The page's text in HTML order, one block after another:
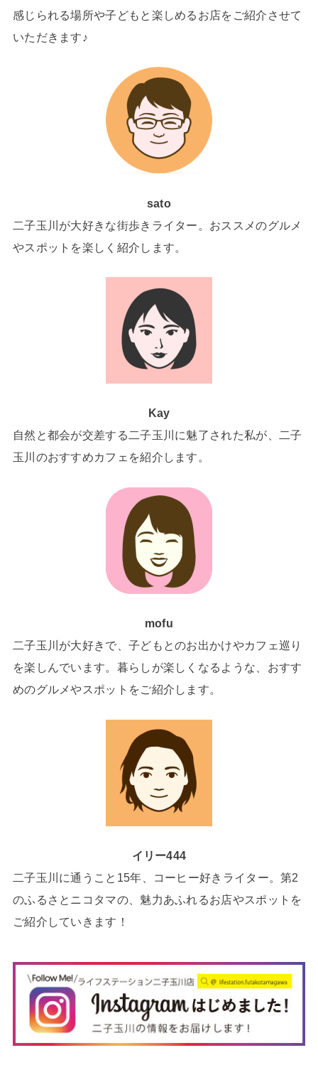
感じられる場所や子どもと楽しめるお店をご紹介させて
いただきます♪
sato
二子玉川が大好きな街歩きライター。おススメのグルメ
やスポットを楽しく紹介します。
Kay
自然と都会が交差する二子玉川に魅了された私が、二子
玉川のおすすめカフェを紹介します。
mofu
二子玉川が大好きで、子どもとのお出かけやカフェ巡り
を楽しんでいます。暮らしが楽しくなるような、おすす
めのグルメやスポットをご紹介します。
イリー444
二子玉川に通うこと15年、コーヒー好きライター。第2
のふるさとニコタマの、魅力あふれるお店やスポットを
ご紹介していきます！